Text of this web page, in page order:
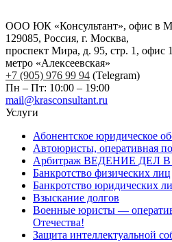
ООО ЮК «Консультант», офис в
129085, Россия, г. Москва,
проспект Мира, д. 95, стр. 1, офис
метро «Алексеевская»
+7 (905) 976 99 94 (Telegram)
Пн – Пт: 10:00 – 19:00
mail@krasconsultant.ru
Услуги
Абонентское юридическое
Автоюристы, оперативная
Арбитраж ВЕДЕНИЕ ДЕЛ
Банкротство физических лиц
Банкротство юридических
Взыскание долгов
Военные юристы —
Отечества!
Защита интеллектуальной